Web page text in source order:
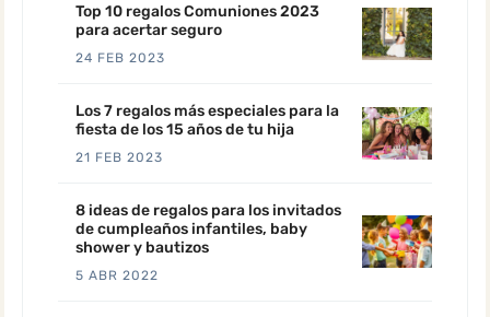
Top 10 regalos Comuniones 2023
para acertar seguro
24 FEB 2023
Los 7 regalos más especiales para la
fiesta de los 15 años de tu hija
21 FEB 2023
8 ideas de regalos para los invitados
de cumpleaños infantiles, baby
shower y bautizos
5 ABR 2022